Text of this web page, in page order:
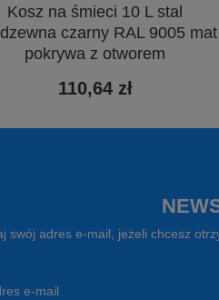
Kosz na śmieci 10 L stal
czarny RAL 9005 mat
pokrywa z otworem
110,64 zł
swój adres e-mail, jeżeli chcesz
e-mail